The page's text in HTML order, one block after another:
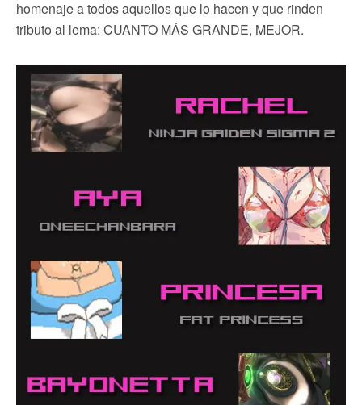
homenaje a todos aquellos que lo hacen y que rinden
tributo al lema: CUANTO MÁS GRANDE, MEJOR.